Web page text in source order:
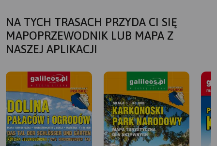
NA TYCH TRASACH PRZYDA CI SIĘ
MAPOPRZEWODNIK LUB MAPA Z
NASZEJ APLIKACJI